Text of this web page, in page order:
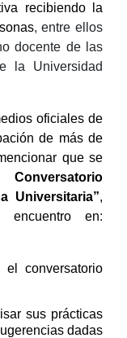
recibiendo la
, entre ellos
docente de las
la Universidad
oficiales de
de más de
que se
Conversatorio
Universitaria”,
en:
el conversatorio
sus prácticas
dadas